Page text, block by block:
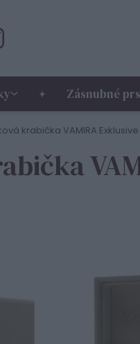
Zásnubné
krabička VAMIRA Exklusive